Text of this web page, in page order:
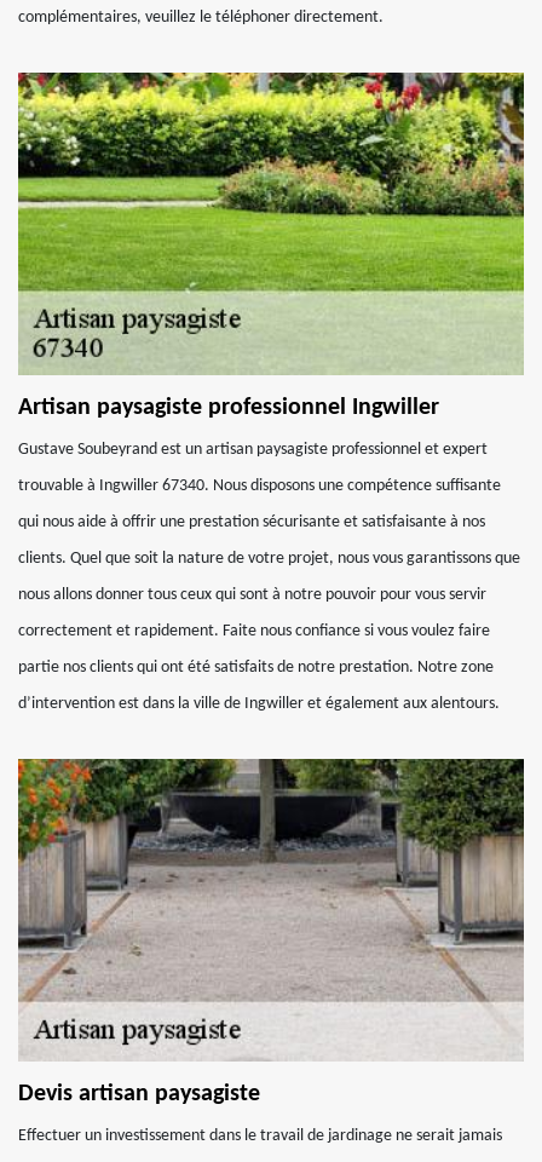
complémentaires, veuillez le téléphoner directement.
Artisan paysagiste professionnel Ingwiller
Gustave Soubeyrand est un artisan paysagiste professionnel et expert
trouvable à Ingwiller 67340. Nous disposons une compétence suffisante
qui nous aide à offrir une prestation sécurisante et satisfaisante à nos
clients. Quel que soit la nature de votre projet, nous vous garantissons que
nous allons donner tous ceux qui sont à notre pouvoir pour vous servir
correctement et rapidement. Faite nous confiance si vous voulez faire
partie nos clients qui ont été satisfaits de notre prestation. Notre zone
d’intervention est dans la ville de Ingwiller et également aux alentours.
Devis artisan paysagiste
Effectuer un investissement dans le travail de jardinage ne serait jamais